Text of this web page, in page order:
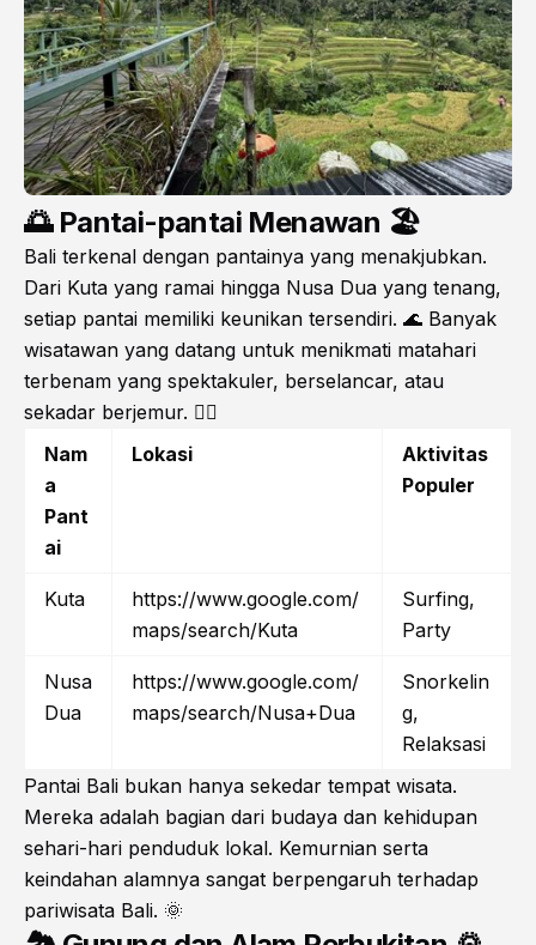
🌅 Pantai-pantai Menawan 🏖️
Bali terkenal dengan pantainya yang menakjubkan.
Dari Kuta yang ramai hingga Nusa Dua yang tenang,
setiap pantai memiliki keunikan tersendiri. 🌊 Banyak
wisatawan yang datang untuk menikmati matahari
terbenam yang spektakuler, berselancar, atau
sekadar berjemur. 🏄‍♂️
Nam
a
Pant
ai
Lokasi
Aktivitas
Populer
Kuta
https://www.google.com/
maps/search/Kuta
Surfing,
Party
Nusa
Dua
https://www.google.com/
maps/search/Nusa+Dua
Snorkelin
g,
Relaksasi
Pantai Bali bukan hanya sekedar tempat wisata.
Mereka adalah bagian dari budaya dan kehidupan
sehari-hari penduduk lokal. Kemurnian serta
keindahan alamnya sangat berpengaruh terhadap
pariwisata Bali. 🌞